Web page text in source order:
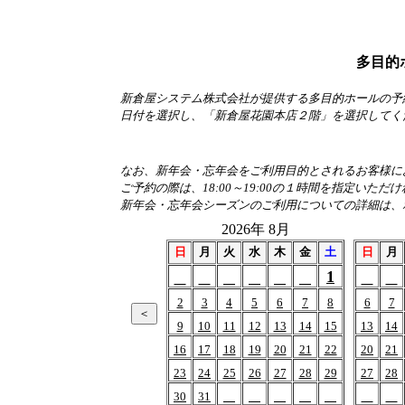
多目的
新倉屋システム株式会社が提供する多目的ホールの
日付を選択し、「新倉屋花園本店２階」を選択して
なお、新年会・忘年会をご利用目的とされるお客様
ご予約の際は、18:00～19:00の１時間を指定いただ
新年会・忘年会シーズンのご利用についての詳細は
2026年 8月
日 月 火 水 木 金 土
1
2 3 4 5 6 7
8
9
10 11 12 13 14
15
16
17 18 19 20 21
22
23
24 25 26 27 28
29
30
31
日 月
6
7
13
14
20
21
27
28